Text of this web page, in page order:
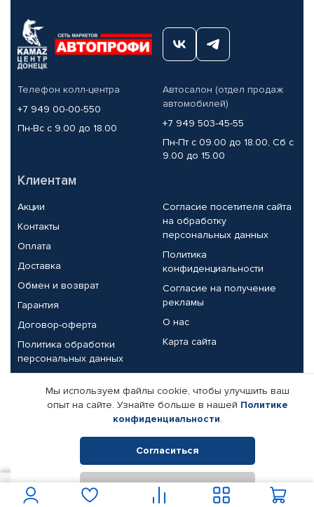
Телефон колл-центра
+7 949 00-00-550
Пн-Вс с 9.00 до 18.00
Автосалон (отдел продаж
автомобилей)
+7 949 503-45-55
Пн-Пт с 09.00 до 18.00, Сб с
9.00 до 15.00
Клиентам
Акции
Контакты
Оплата
Доставка
Обмен и возврат
Гарантия
Договор-оферта
Политика обработки
персональных данных
Согласие посетителя сайта
на обработку
персональных данных
Политика
конфиденциальности
Согласие на получение
рекламы
О нас
Карта сайта
Партнерам
Корпоративным клиентам
Поставщикам
Реквизиты компании
© КАМАЗ ЦЕНТР ДОНЕЦК, 2015-2026. Все права защищены.
Интернет-магазин автомобильных товаров Автопрофи.
Мы используем файлы cookie, чтобы улучшить ваш
опыт на сайте. Узнайте больше в нашей Политике
конфиденциальности.
Согласиться
Отклонить
В корзину